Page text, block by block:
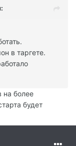
в таргете.
на более
будет